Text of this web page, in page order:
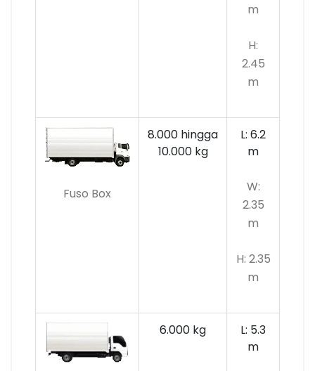
m
H:
2.45
m
Fuso Box
8.000 hingga
10.000 kg
L: 6.2
m
W:
2.35
m
H: 2.35
m
6.000 kg
L: 5.3
m